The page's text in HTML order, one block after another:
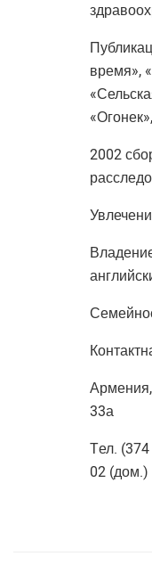
время»,
2002
33а
Tел.
02 (дом.)